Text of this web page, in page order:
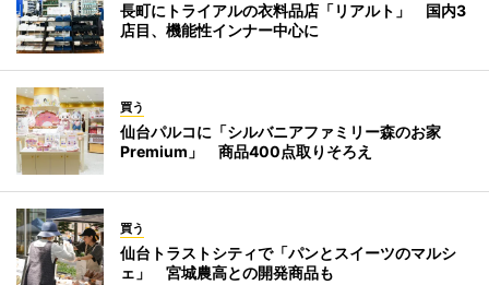
長町にトライアルの衣料品店「リアルト」 国内3
店目、機能性インナー中心に
買う
仙台パルコに「シルバニアファミリー森のお家
Premium」 商品400点取りそろえ
買う
仙台トラストシティで「パンとスイーツのマルシ
ェ」 宮城農高との開発商品も